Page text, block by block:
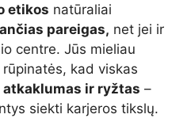
etikos natūraliai
pareigas, net jei ir
centre. Jūs mieliau
kad viskas
atkaklumas ir ryžtas –
siekti karjeros tikslų.